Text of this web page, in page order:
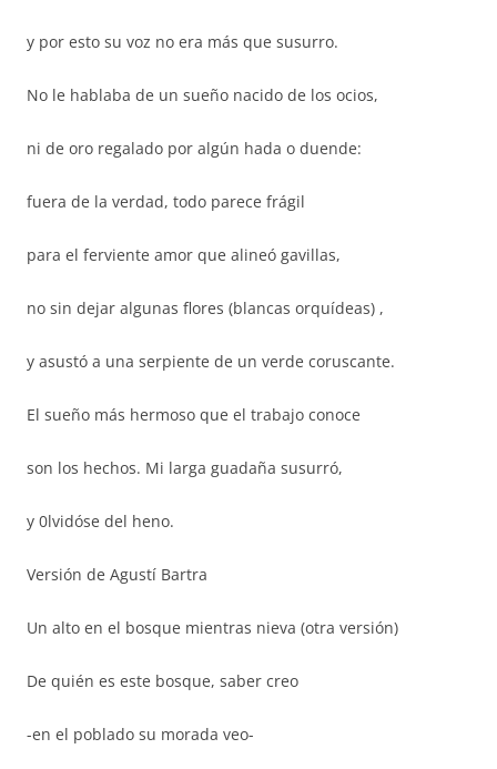
y por esto su voz no era más que susurro.
No le hablaba de un sueño nacido de los ocios,
ni de oro regalado por algún hada o duende:
fuera de la verdad, todo parece frágil
para el ferviente amor que alineó gavillas,
no sin dejar algunas flores (blancas orquídeas) ,
y asustó a una serpiente de un verde coruscante.
El sueño más hermoso que el trabajo conoce
son los hechos. Mi larga guadaña susurró,
y 0lvidóse del heno.
Versión de Agustí Bartra
Un alto en el bosque mientras nieva (otra versión)
De quién es este bosque, saber creo
-en el poblado su morada veo-